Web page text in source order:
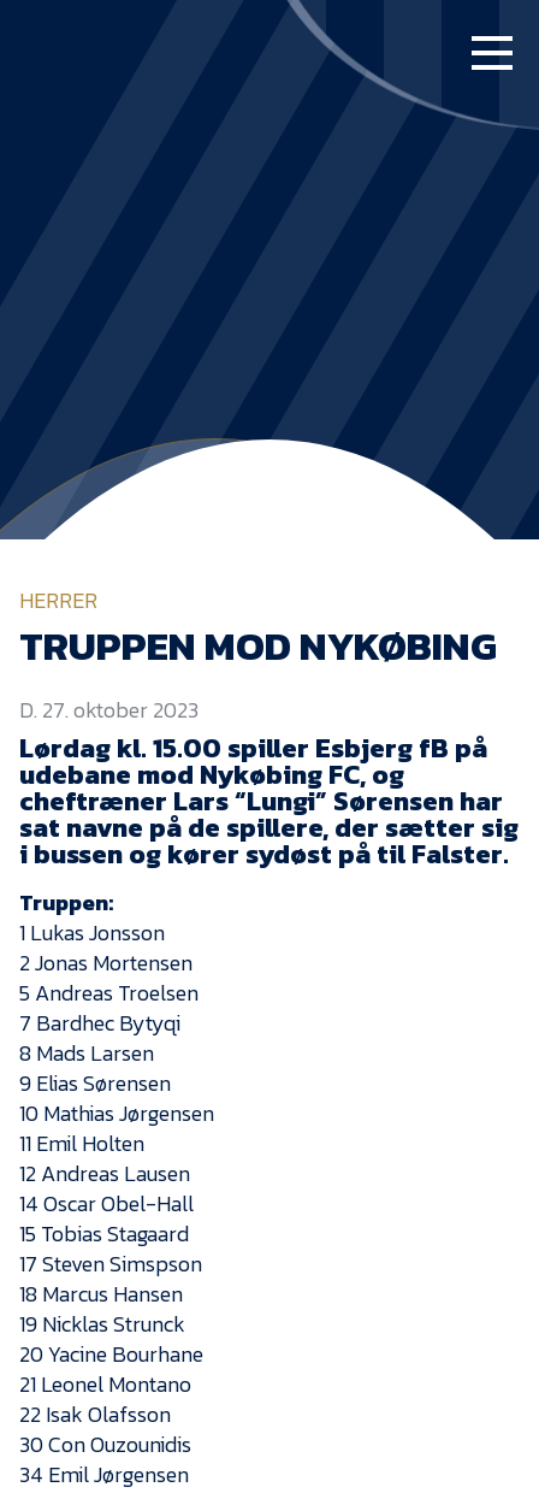
BLUE WATER
NYHEDER
Om Esbjerg fB
EfB Akademi
Sydvestjysk Fodbold
Samarbejde
Partnere
Aktionærinformation
Kontakt
Job i EfB
Presse
HERRER
TRUPPEN MOD NYKØBING
D. 27. oktober 2023
Lørdag kl. 15.00 spiller Esbjerg fB på
udebane mod Nykøbing FC, og
cheftræner Lars “Lungi” Sørensen har
sat navne på de spillere, der sætter sig
i bussen og kører sydøst på til Falster.
Truppen:
1 Lukas Jonsson
2 Jonas Mortensen
5 Andreas Troelsen
7 Bardhec Bytyqi
8 Mads Larsen
9 Elias Sørensen
10 Mathias Jørgensen
11 Emil Holten
12 Andreas Lausen
14 Oscar Obel-Hall
15 Tobias Stagaard
17 Steven Simspson
18 Marcus Hansen
19 Nicklas Strunck
20 Yacine Bourhane
21 Leonel Montano
22 Isak Olafsson
30 Con Ouzounidis
34 Emil Jørgensen